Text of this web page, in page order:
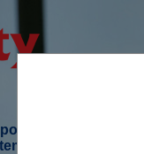
tento projekt